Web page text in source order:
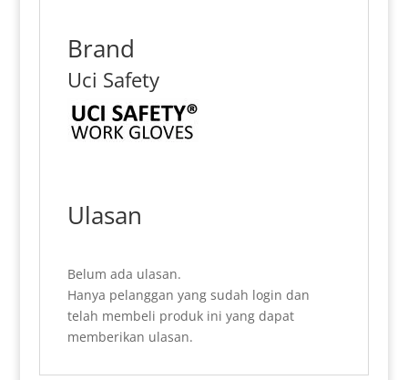
Brand
Uci Safety
Ulasan
Belum ada ulasan.
Hanya pelanggan yang sudah login dan
telah membeli produk ini yang dapat
memberikan ulasan.